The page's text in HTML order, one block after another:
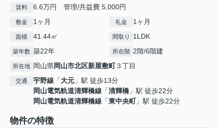
賃料 6.6万円 管理/共益費 5,000円
敷金 1ヶ月 礼金 1ヶ月
面積 41.44㎡ 間取り 1LDK
築年数 築22年 所在階 2階/6階建
所在地 岡山県岡山市北区新屋敷町３丁目
交通 宇野線 「大元 」駅 徒歩13分
岡山電気軌道清輝橋線 「清輝橋 」駅 徒歩22分
岡山電気軌道清輝橋線 「東中央町」駅 徒歩22分
物件の特徴